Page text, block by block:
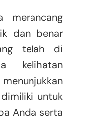
merancang
dan benar
telah di
kelihatan
untuk
Anda serta